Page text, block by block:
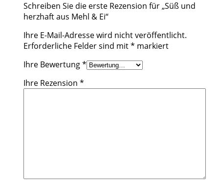
Schreiben Sie die erste Rezension für „Süß und
herzhaft aus Mehl & Ei“
Ihre E-Mail-Adresse wird nicht veröffentlicht.
Erforderliche Felder sind mit* markiert
Ihre Bewertung*
Ihre Rezension *